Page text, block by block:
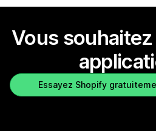
Vous
Essayez Shopify